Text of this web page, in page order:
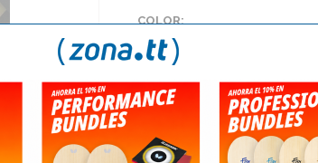
COLOR:
Negro
2.0